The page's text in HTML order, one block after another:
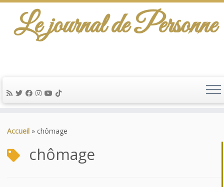
au
Le journal de Personne
Accueil » chômage
chômage